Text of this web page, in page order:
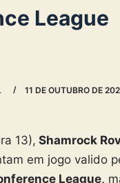
League
11 DE OUTUBRO DE
13), Shamrock
em jogo valido
League,